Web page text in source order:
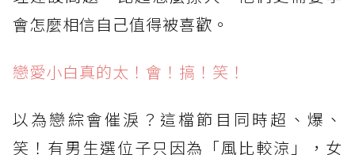
會怎麼相信自己值得被喜歡。
戀愛小白真的太！會！搞！笑！
以為戀綜會催淚？這檔節目同時超、爆、
笑！有男生選位子只因為「風比較涼」，女